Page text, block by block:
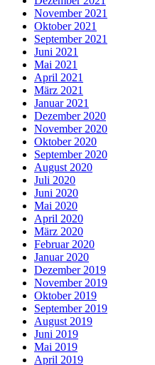
November 2021
Oktober 2021
September 2021
Juni 2021
Mai 2021
April 2021
März 2021
Januar 2021
Dezember 2020
November 2020
Oktober 2020
September 2020
August 2020
Juli 2020
Juni 2020
Mai 2020
April 2020
März 2020
Februar 2020
Januar 2020
Dezember 2019
November 2019
Oktober 2019
September 2019
August 2019
Juni 2019
Mai 2019
April 2019